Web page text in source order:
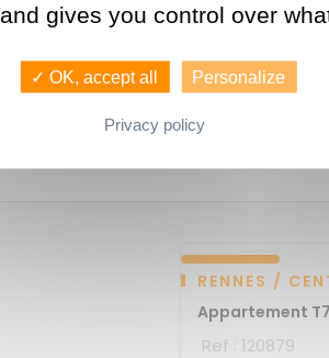
RENNES /
Appartement T7
Ref : 120879
gives you control over
✓ OK, accept all Personalize
Privacy policy